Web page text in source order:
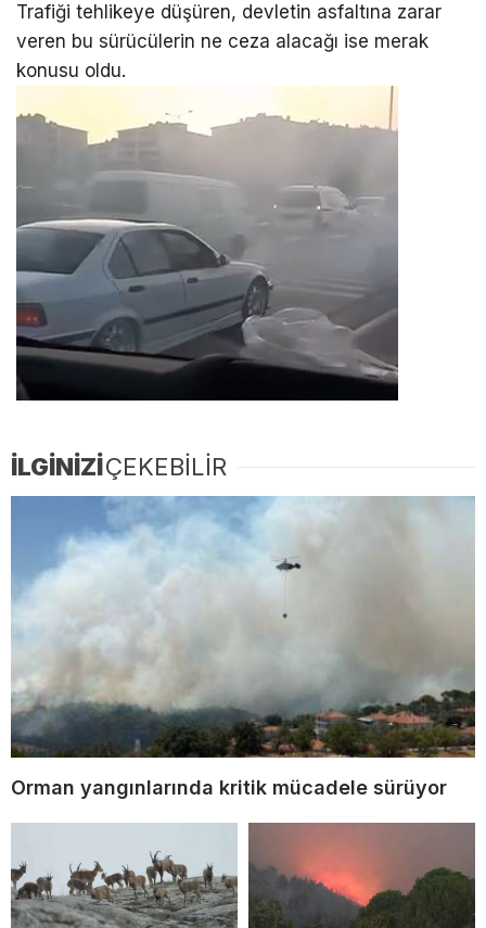
Trafiği tehlikeye düşüren, devletin asfaltına zarar
veren bu sürücülerin ne ceza alacağı ise merak
konusu oldu.
İLGİNİZİÇEKEBİLİR
Orman yangınlarında kritik mücadele sürüyor